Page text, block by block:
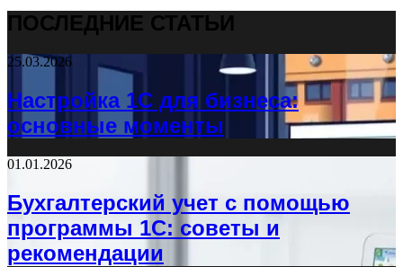
ПОСЛЕДНИЕ СТАТЬИ
25.03.2026
Настройка 1С для бизнеса:
основные моменты
01.01.2026
Бухгалтерский учет с помощью
программы 1С: советы и
рекомендации